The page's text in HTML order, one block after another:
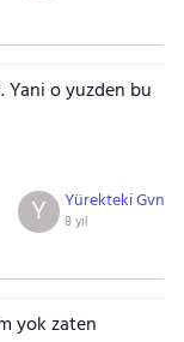
Yani o yuzden bu
Yürekteki Gvn
8 yıl
Y
yok zaten